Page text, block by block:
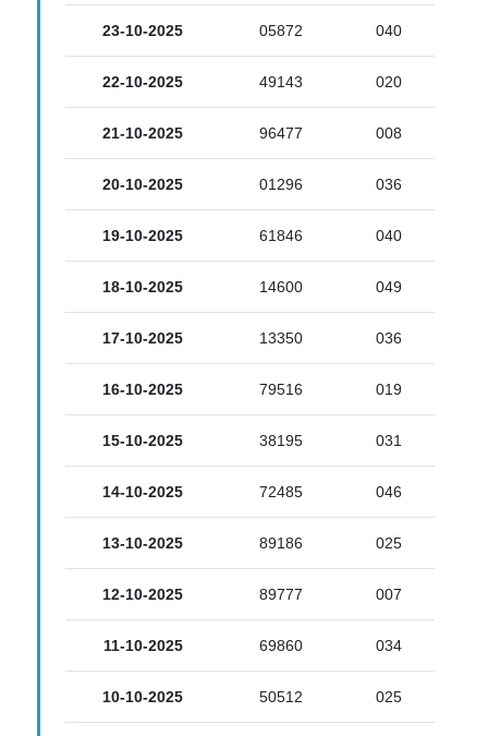
23-10-2025 05872 040
22-10-2025 49143 020
21-10-2025 96477 008
20-10-2025 01296 036
19-10-2025 61846 040
18-10-2025 14600 049
17-10-2025 13350 036
16-10-2025 79516 019
15-10-2025 38195 031
14-10-2025 72485 046
13-10-2025 89186 025
12-10-2025 89777 007
11-10-2025 69860 034
10-10-2025 50512 025